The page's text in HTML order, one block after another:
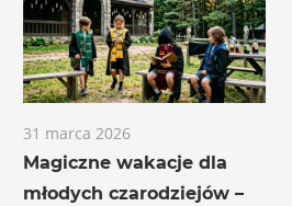
31 marca 2026
Magiczne wakacje dla
młodych czarodziejów –